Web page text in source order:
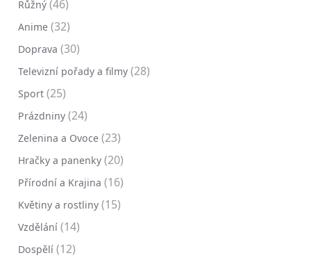
Růžný (46)
Anime (32)
Doprava (30)
Televizní pořady a filmy (28)
Sport (25)
Prázdniny (24)
Zelenina a Ovoce (23)
Hračky a panenky (20)
Přírodní a Krajina (16)
Květiny a rostliny (15)
Vzdělání (14)
Dospělí (12)